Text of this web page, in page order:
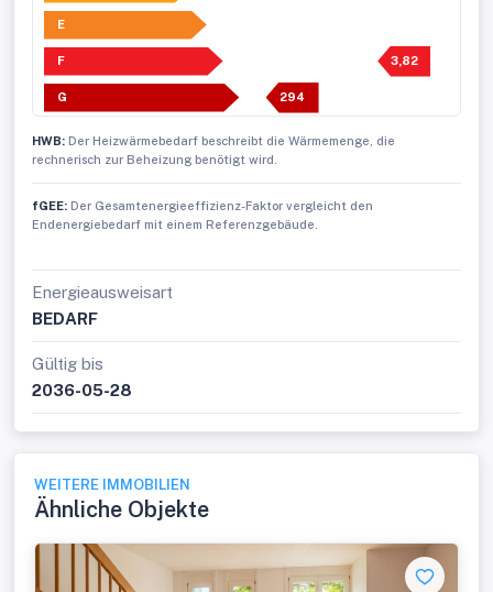
E
F 3,82
G 294
HWB: Der Heizwärmebedarf beschreibt die Wärmemenge, die
rechnerisch zur Beheizung benötigt wird.
fGEE: Der Gesamtenergieeffizienz-Faktor vergleicht den
Endenergiebedarf mit einem Referenzgebäude.
Energieausweisart
BEDARF
Gültig bis
2036-05-28
WEITERE IMMOBILIEN
Ähnliche Objekte